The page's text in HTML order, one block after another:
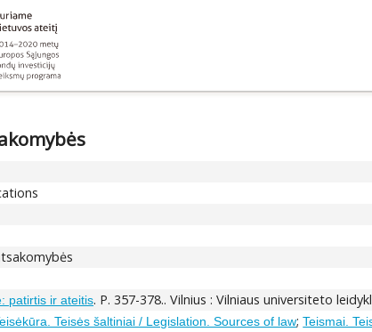
patirtis ir ateitis. P. 357-378.. Vilnius : Vilniaus universiteto
Teisės šaltiniai / Legislation. Sources of law;Teismai.